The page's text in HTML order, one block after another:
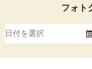
フォト